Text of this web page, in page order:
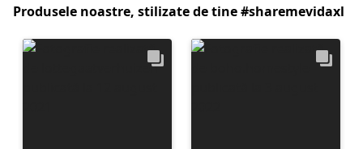
Produsele noastre, stilizate de tine #sharemevidaxl